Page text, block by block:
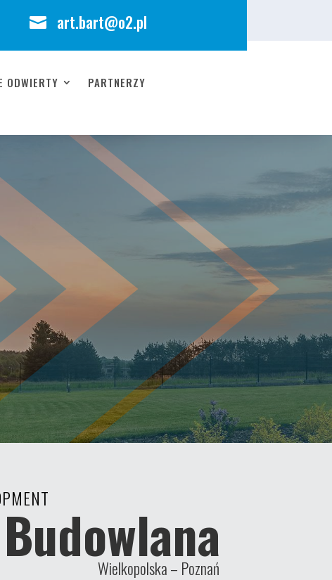
 art.bart@o2.pl
ODWIERTY
PARTNERZY
Czytaj więcej
Wielkopolska – Poznań